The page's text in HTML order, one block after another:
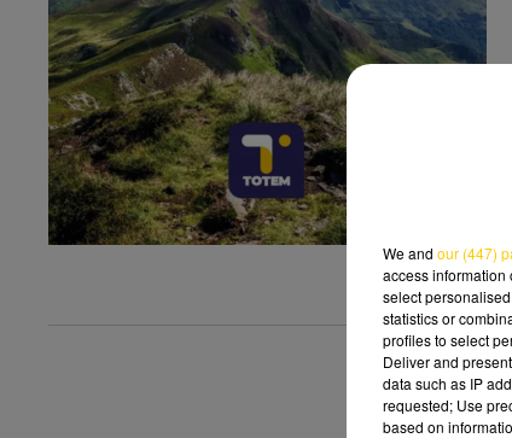
We and our (447)
access information
select
statistics or
profiles to select
Deliver and
data such as IP
requested; Use
based on